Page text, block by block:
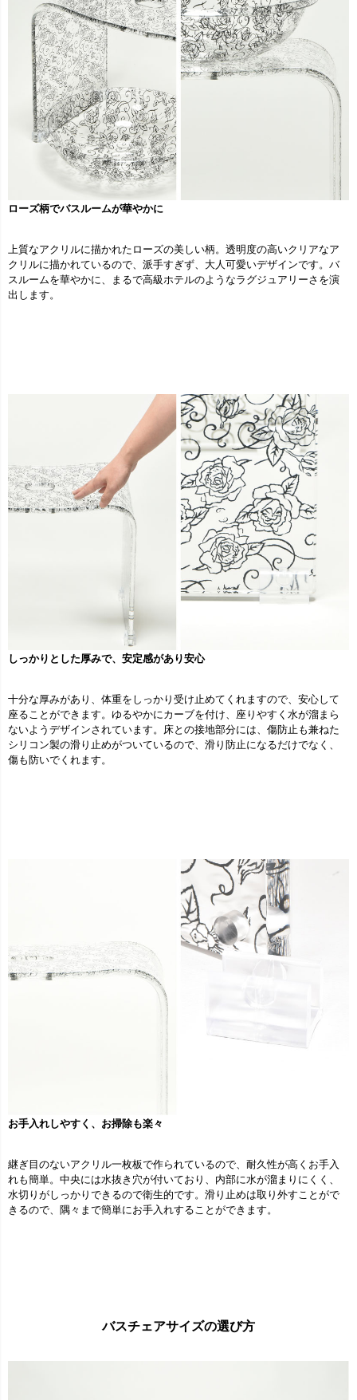
ローズ柄でバスルームが華やかに
上質なアクリルに描かれたローズの美しい柄。透明度の高いクリアなア
クリルに描かれているので、派手すぎず、大人可愛いデザインです。バ
スルームを華やかに、まるで高級ホテルのようなラグジュアリーさを演
出します。
しっかりとした厚みで、安定感があり安心
十分な厚みがあり、体重をしっかり受け止めてくれますので、安心して
座ることができます。ゆるやかにカーブを付け、座りやすく水が溜まら
ないようデザインされています。床との接地部分には、傷防止も兼ねた
シリコン製の滑り止めがついているので、滑り防止になるだけでなく、
傷も防いでくれます。
お手入れしやすく、お掃除も楽々
継ぎ目のないアクリル一枚板で作られているので、耐久性が高くお手入
れも簡単。中央には水抜き穴が付いており、内部に水が溜まりにくく、
水切りがしっかりできるので衛生的です。滑り止めは取り外すことがで
きるので、隅々まで簡単にお手入れすることができます。
バスチェアサイズの選び方